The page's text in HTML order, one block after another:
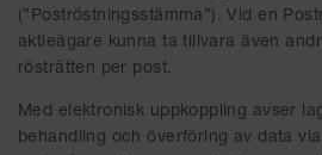
(”Poströstningsstämma”). Vid en
aktieägare kunna ta tillvara även
rösträtten per post.
Med elektronisk uppkoppling avser
behandling och överföring av data